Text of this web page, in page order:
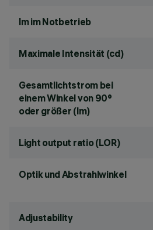
lm im Notbetrieb
Maximale Intensität (cd)
Gesamtlichtstrom bei
einem Winkel von 90°
oder größer (lm)
Light output ratio (LOR)
Optik und Abstrahlwinkel
Adjustability